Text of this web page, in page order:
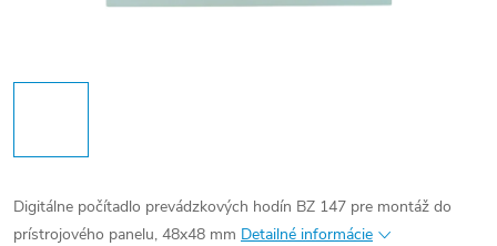
Digitálne počítadlo prevádzkových hodín BZ 147 pre montáž do
prístrojového panelu, 48x48 mm Detailné informácie